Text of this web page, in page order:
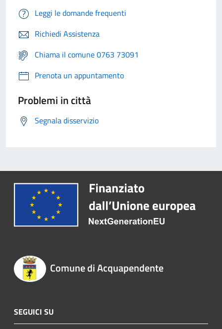
Leggi le domande frequenti
Richiedi Assistenza
Chiama il comune 0763 73091
Prenota un appuntamento
Problemi in città
Segnala disservizio
Comune di Acquapendente
SEGUICI SU